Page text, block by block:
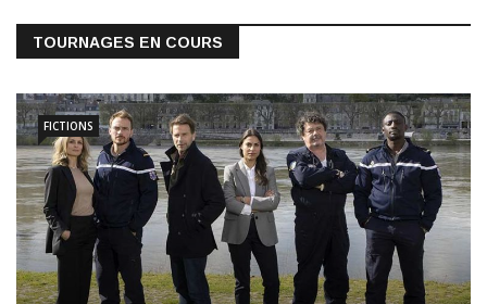
TOURNAGES EN COURS
FICTIONS